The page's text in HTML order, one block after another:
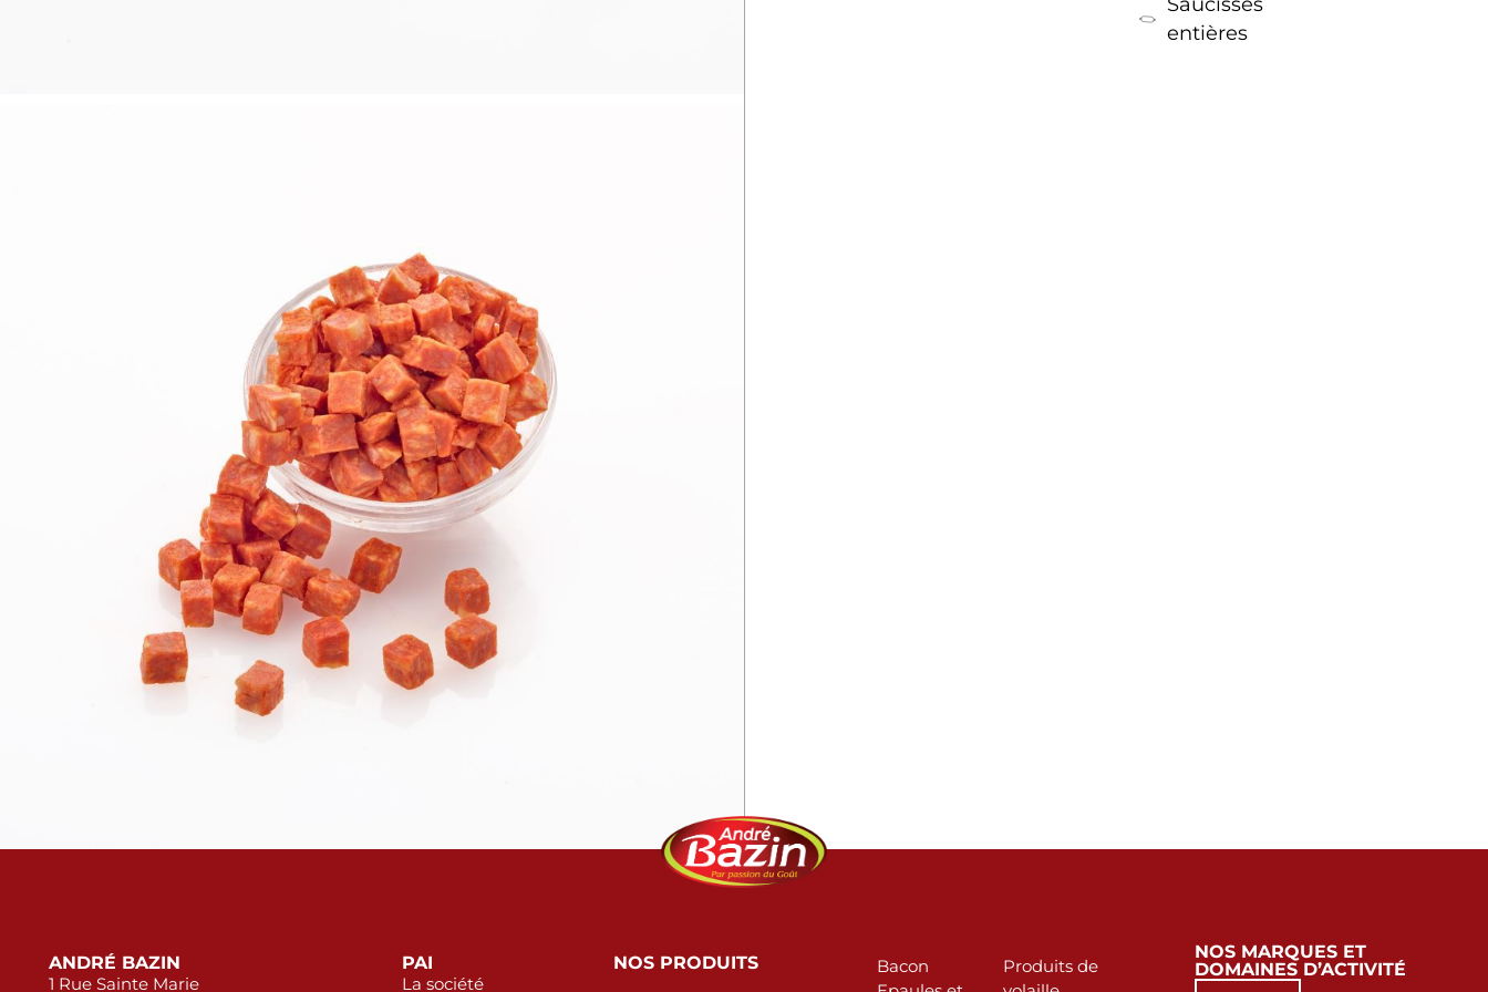
entières
ANDRÉ BAZIN
1 Rue Sainte Marie
PAI
La société
NOS PRODUITS
Bacon
Produits de
NOS MARQUES ET
DOMAINES D’ACTIVITÉ